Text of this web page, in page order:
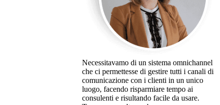
Necessitavamo di un sistema omnichannel
che ci permettesse di gestire tutti i canali di
comunicazione con i clienti in un unico
luogo, facendo risparmiare tempo ai
consulenti e risultando facile da usare.